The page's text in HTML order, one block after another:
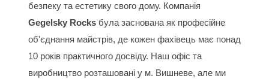
безпеку та естетику свого дому. Компанія
Gegelsky Rocksбула заснована як професійне
об'єднання майстрів, де кожен фахівець має понад
10 років практичного досвіду. Наш офіс та
виробництво розташовані у м. Вишневе, але ми